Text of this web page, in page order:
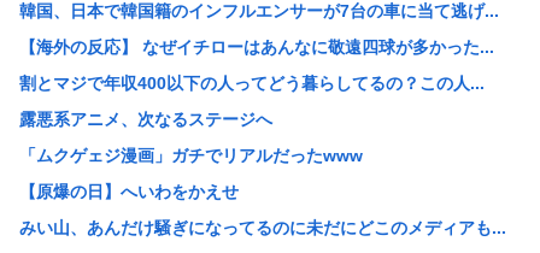
地球に落下する人工衛星のアルミニウムが大気に及ぼす影響を...
【朗報】みいちゃんと山田さん、大物漫画家たちから絶賛され...
【画像】ワイがBBA先輩から送られてきたライン、見るに耐...
【予算100万】 市長「特定外来生物クビアカは気持ち悪い...
日本の伝統文化『花火大会』、この5年で4分の1が消滅して...
職場の貸本の習慣が、本を大事にしないおばさんのせいで無く...
グラボ、国内価格4割値上げかwww
韓国、日本で韓国籍のインフルエンサーが7台の車に当て逃げ...
【海外の反応】 なぜイチローはあんなに敬遠四球が多かった...
割とマジで年収400以下の人ってどう暮らしてるの？この人...
露悪系アニメ、次なるステージへ
「ムクゲェジ漫画」ガチでリアルだったwww
【原爆の日】へいわをかえせ
みい山、あんだけ騒ぎになってるのに未だにどこのメディアも...